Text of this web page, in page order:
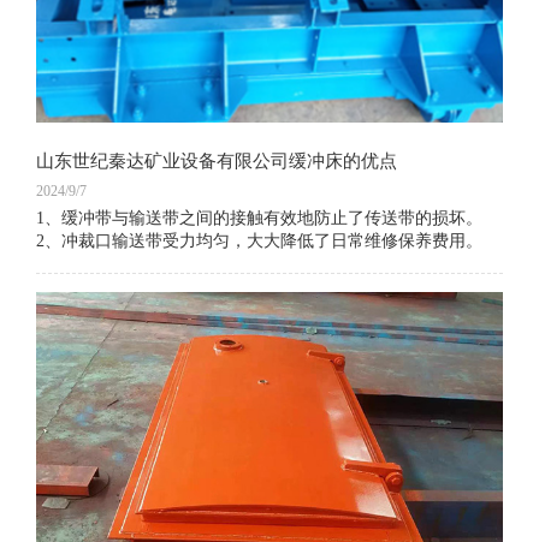
​山东世纪秦达矿业设备有限公司缓冲床的优点
2024/9/7
1、缓冲带与输送带之间的接触有效地防止了传送带的损坏。
2、冲裁口输送带受力均匀，大大降低了日常维修保养费用。